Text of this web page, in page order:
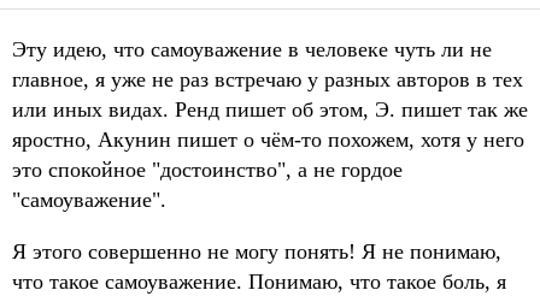
Эту идею, что самоуважение в человеке чуть ли не
главное, я уже не раз встречаю у разных авторов в тех
или иных видах. Ренд пишет об этом, Э. пишет так же
яростно, Акунин пишет о чём-то похожем, хотя у него
это спокойное "достоинство", а не гордое
"самоуважение".
Я этого совершенно не могу понять! Я не понимаю,
что такое самоуважение. Понимаю, что такое боль, я